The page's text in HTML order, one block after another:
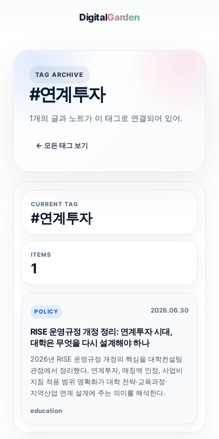
DigitalGarden
TAG ARCHIVE
#연계투자
1개의 글과 노트가 이 태그로 연결되어 있어.
← 모든 태그 보기
CURRENT TAG
#연계투자
ITEMS
1
POLICY 2026.06.30
RISE 운영규정 개정 정리: 연계투자 시대,
대학은 무엇을 다시 설계해야 하나
2026년 RISE 운영규정 개정의 핵심을 대학컨설팅
관점에서 정리했다. 연계투자, 매칭액 인정, 사업비
지침 적용 범위 명확화가 대학 전략·교육과정·
지역산업 연계 설계에 주는 의미를 해석한다.
education